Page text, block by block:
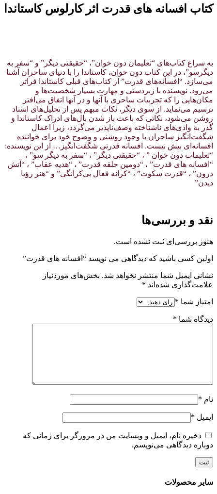
کتاب افسانه های قدرت اثر کارلوس کاستاندا
به سراغ کتاب‌های “تعلیمان دون خوان”، “حقیقتی دیگر” و “سفر به
دیگرسو”، در این کتاب دون خوان، کاستاندا را با دنیای ساحران آشنا
می‌سازد. “افسانه‌های قدرت” از کتاب‌های قبلی کاستاندا فراتر
می‌رود. نویسنده با زبردستی و مهارت بسیار شخصیت‌ها و
مکان‌هایی را که تجربیات ساحری با آنها و در آنها اتفاق می‌افتر
ترسیم می‌نماید. از سوی دیگر، نکات مبهم پس از تحلیل‌های استاد
روشن می‌شود، نکاتی که باعث باز شدن بال‌های ادراک کاستاندا و
گذر به وادی‌های ناشناخته وصف‌ناپذیر می‌گردد، زیرا اعمال
شگفت‌انگیز ساحران با وجود روشنی و وضوح خود برای خواننده
افسانه‌ای بیش نیست. افسانه قدرتی شگفت‌انگیز… از این نویسنده:
“تعلیمات دون خوان ” ، “حقیقتی دیگر” ، “سفر به دیگر سو” ،
“افسانه های قدرت” ، “دومین حلقه قدرت” ، “هدیه عقاب” ، “آتش
درون” ، “قدرت سکوت” ، “کرانه فعال بی‌کرانگی” و “هنر رؤیا
دیدن”
نقد و بررسی‌ها
هنوز بررسی‌ای ثبت نشده است.
اولین کسی باشید که دیدگاهی می نویسد “افسانه های قدرت”
نشانی ایمیل شما منتشر نخواهد شد. بخش‌های موردنیاز
علامت‌گذاری شده‌اند *
امتیاز شما *
دیدگاه شما *
نام *
ایمیل *
ذخیره نام، ایمیل و وبسایت من در مرورگر برای زمانی که
دوباره دیدگاهی می‌نویسم.
سایر محصولات